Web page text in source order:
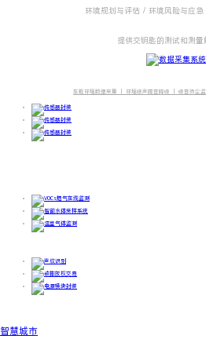
环境规划与评估 / 环境风险与应
提供交钥匙的测试和测量
车载环境数据采集 ｜ 环境噪声隔音降噪 ｜ 噪音扬尘监
智慧城市